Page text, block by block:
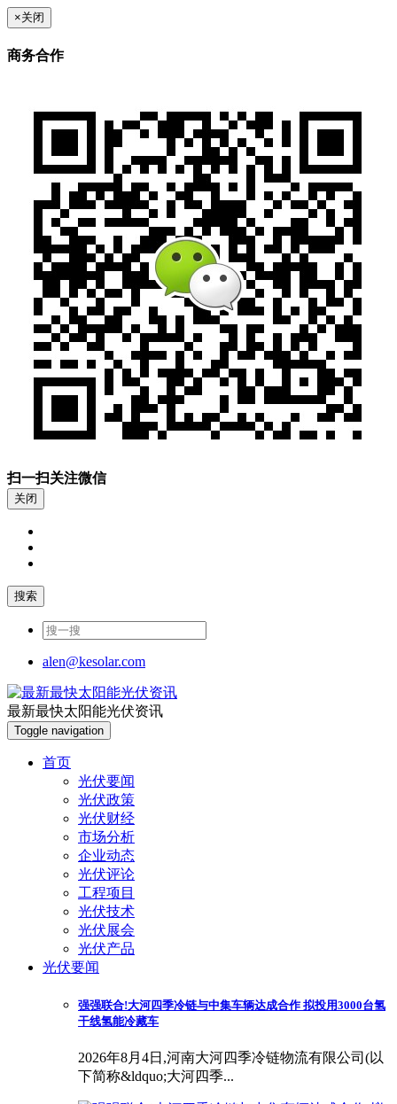
×关闭
商务合作
扫一扫关注微信
关闭
搜索
alen@kesolar.com
最新最快太阳能光伏资讯
太阳能光伏网
Toggle navigation
首页
光伏要闻
光伏政策
光伏财经
市场分析
企业动态
光伏评论
工程项目
光伏技术
光伏展会
光伏产品
光伏要闻
强强联合!大河四季冷链与中集车辆达成合作 拟投用3000台氢
干线氢能冷藏车
2026年8月4日,河南大河四季冷链物流有限公司(以
下简称&ldquo;大河四季...